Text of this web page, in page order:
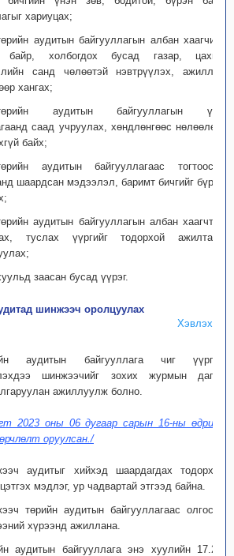
хариуцах;
аудитын байгууллагын албан хаагчийг
байр, холбогдох бусад газар, цахим
санд чөлөөтэй нэвтрүүлэх, ажиллах
хангах;
аудитын байгууллагын үйл
саад учруулах, хөндлөнгөөс нөлөөлөх,
байх;
аудитын байгууллагаас тогтоосон
шаардсан мэдээлэл, баримт бичгийг бүрэн
аудитын байгууллагын албан хаагчтай
туслах үүргийг тодорхой ажилтанд
заасан бусад үүрэг.
шинжээч оролцуулах
Хэвлэх
аудитын байгууллага чиг үүргээ
шинжээчийг зохих журмын дагуу
ажиллуулж болно.
2023 оны 06 дугаар сарын 16-ны өдрийн
оруулсан./
аудитыг хийхэд шаардагдах тодорхой
мэдлэг, ур чадвартай этгээд байна.
төрийн аудитын байгууллагаас олгосон
хүрээнд ажиллана.
аудитын байгууллага энэ хуулийн 17.2-т